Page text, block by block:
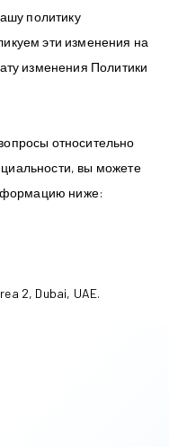
политику
эти изменения на
изменения Политики
относительно
вы можете
ниже:
2, Dubai, UAE.